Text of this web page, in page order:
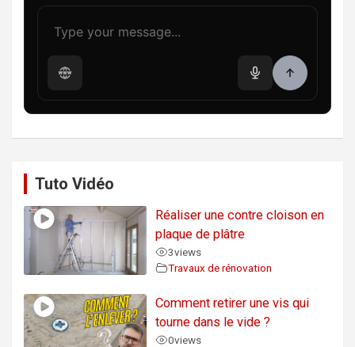
Tuto Vidéo
Réaliser une contre cloison en
plaque de plâtre
3views
Travaux de rénovation
Comment retirer une vis qui
tourne dans le vide ?
0views